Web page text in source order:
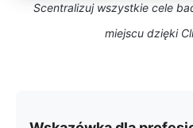
Scentralizuj wszystkie cele
miejscu dzięki